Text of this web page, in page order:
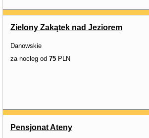
Zielony Zakątek nad Jeziorem
Danowskie
za nocleg od 75 PLN
Pensjonat Ateny